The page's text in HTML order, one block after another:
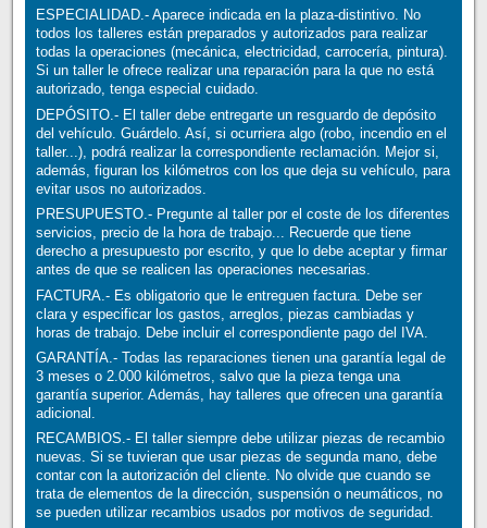
ESPECIALIDAD.- Aparece indicada en la plaza-distintivo. No
todos los talleres están preparados y autorizados para realizar
todas la operaciones (mecánica, electricidad, carrocería, pintura).
Si un taller le ofrece realizar una reparación para la que no está
autorizado, tenga especial cuidado.
DEPÓSITO.- El taller debe entregarte un resguardo de depósito
del vehículo. Guárdelo. Así, si ocurriera algo (robo, incendio en el
taller...), podrá realizar la correspondiente reclamación. Mejor si,
además, figuran los kilómetros con los que deja su vehículo, para
evitar usos no autorizados.
PRESUPUESTO.- Pregunte al taller por el coste de los diferentes
servicios, precio de la hora de trabajo... Recuerde que tiene
derecho a presupuesto por escrito, y que lo debe aceptar y firmar
antes de que se realicen las operaciones necesarias.
FACTURA.- Es obligatorio que le entreguen factura. Debe ser
clara y especificar los gastos, arreglos, piezas cambiadas y
horas de trabajo. Debe incluir el correspondiente pago del IVA.
GARANTÍA.- Todas las reparaciones tienen una garantía legal de
3 meses o 2.000 kilómetros, salvo que la pieza tenga una
garantía superior. Además, hay talleres que ofrecen una garantía
adicional.
RECAMBIOS.- El taller siempre debe utilizar piezas de recambio
nuevas. Si se tuvieran que usar piezas de segunda mano, debe
contar con la autorización del cliente. No olvide que cuando se
trata de elementos de la dirección, suspensión o neumáticos, no
se pueden utilizar recambios usados por motivos de seguridad.